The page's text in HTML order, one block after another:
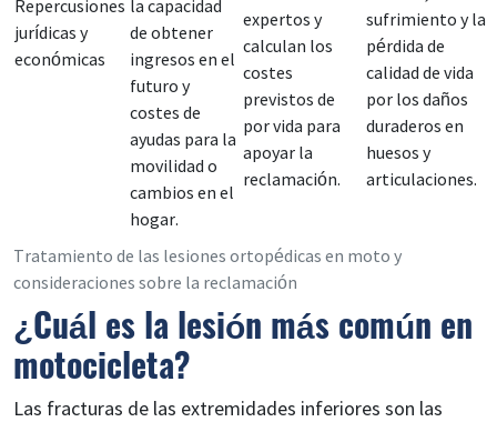
Tratamiento de las lesiones ortopédicas en moto y
consideraciones sobre la reclamación
Repercusiones
jurídicas y
económicas
la capacidad
de obtener
ingresos en el
futuro y
costes de
ayudas para la
movilidad o
cambios en el
hogar.
expertos y
calculan los
costes
previstos de
por vida para
apoyar la
reclamación.
sufrimiento y la
pérdida de
calidad de vida
por los daños
duraderos en
huesos y
articulaciones.
¿Cuál es la lesión más común en
motocicleta?
Las fracturas de las extremidades inferiores son las